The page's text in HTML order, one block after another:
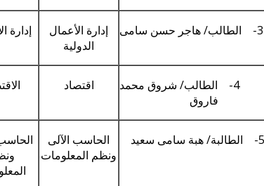
3- الطالب/ هاجر حسن سامى
إدارة الأعمال
الدولية
إدارة
4- الطالب/ شروق محمد
فاروق
اقتصاد
5- الطالبة/ هبة سامى سعيد
الحاسب الآلى
ونظم المعلومات